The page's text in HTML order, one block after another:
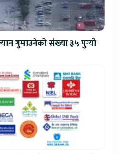
गुमाउनेको संख्या ३५ पुग्यो